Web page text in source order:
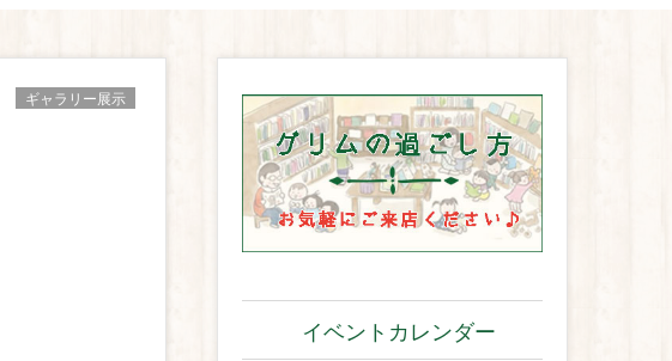
ギャラリー展示
イベントカレンダー